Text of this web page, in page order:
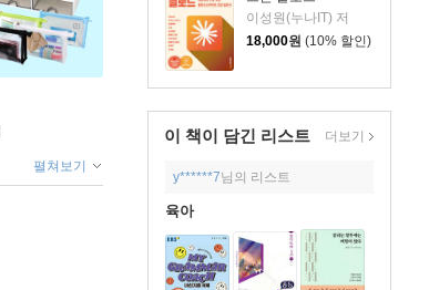
이성원(누나IT) 저
18,000원 (10% 할인)
이 책이 담긴 리스트 더보기
y******7님의 리스트
육아
펼쳐보기